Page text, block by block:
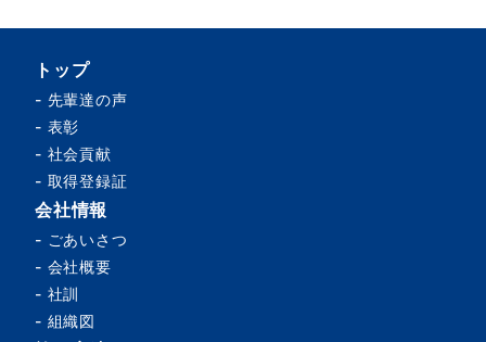
トップ
- 先輩達の声
- 表彰
- 社会貢献
- 取得登録証
会社情報
- ごあいさつ
- 会社概要
- 社訓
- 組織図